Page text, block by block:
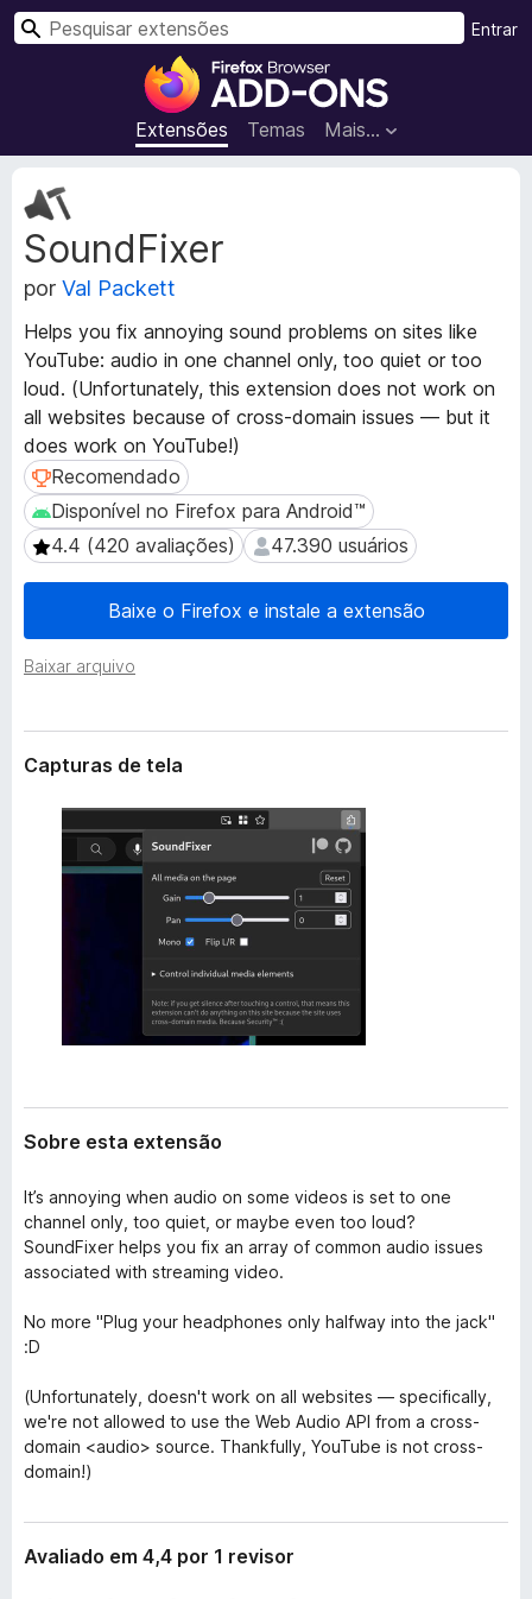
E
x
t
e
d
o
N
a
g
a
d
o
r
F
e
x
Extensões Temas Mais…
Entrar
P
SoundFixer
por Val Packett
Helps you fix annoying sound problems on sites like
YouTube: audio in one channel only, too quiet or too
loud. (Unfortunately, this extension does not work on
all websites because of cross-domain issues — but it
does work on YouTube!)
Recomendado
Recomendado
Disponível no Firefox para Android™
Disponível no Firefox para Android™
4.4 (420 avaliações)
4.4 (420 avaliações) 47.390 usuários
47.390 usuários
Baixe o Firefox e instale a extensão
Baixar arquivo
M
e
t
a
d
d
o
s
d
a
e
x
t
e
n
s
o
Capturas de tela
Sobre esta extensão
It’s annoying when audio on some videos is set to one
channel only, too quiet, or maybe even too loud?
SoundFixer helps you fix an array of common audio issues
associated with streaming video.
No more "Plug your headphones only halfway into the jack"
:D
(Unfortunately, doesn't work on all websites — specifically,
we're not allowed to use the Web Audio API from a cross-
domain <audio> source. Thankfully, YouTube is not cross-
domain!)
Avaliado em 4,4 por 1 revisor